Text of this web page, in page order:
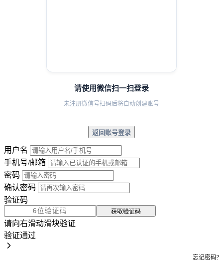
请使用微信扫一扫登录
未注册微信号扫码后将自动创建账号
返回账号登录
用户名
手机号/邮箱
密码
确认密码
验证码
获取验证码
请向右滑动滑块验证
验证通过
忘记密码?